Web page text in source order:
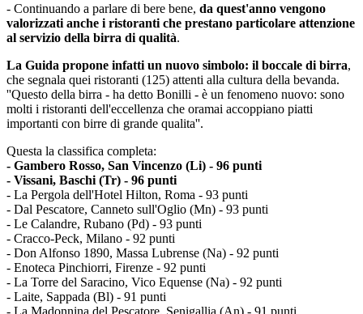
- Continuando a parlare di bere bene, da quest'anno vengono
valorizzati anche i ristoranti che prestano particolare attenzione
al servizio della birra di qualità.
La Guida propone infatti un nuovo simbolo: il boccale di birra,
che segnala quei ristoranti (125) attenti alla cultura della bevanda.
''Questo della birra - ha detto Bonilli - è un fenomeno nuovo: sono
molti i ristoranti dell'eccellenza che oramai accoppiano piatti
importanti con birre di grande qualita''.
Questa la classifica completa:
- Gambero Rosso, San Vincenzo (Li) - 96 punti
- Vissani, Baschi (Tr) - 96 punti
- La Pergola dell'Hotel Hilton, Roma - 93 punti
- Dal Pescatore, Canneto sull'Oglio (Mn) - 93 punti
- Le Calandre, Rubano (Pd) - 93 punti
- Cracco-Peck, Milano - 92 punti
- Don Alfonso 1890, Massa Lubrense (Na) - 92 punti
- Enoteca Pinchiorri, Firenze - 92 punti
- La Torre del Saracino, Vico Equense (Na) - 92 punti
- Laite, Sappada (Bl) - 91 punti
- La Madonnina del Pescatore, Senigallia (An) - 91 punti